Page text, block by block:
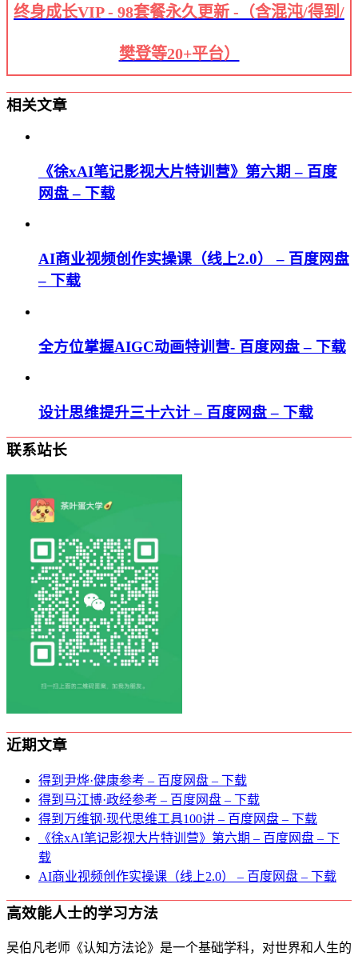
终身成长VIP - 98套餐永久更新 -（含混沌/得到/
樊登等20+平台）
相关文章
《徐xAI笔记影视大片特训营》第六期 – 百度
网盘 – 下载
AI商业视频创作实操课（线上2.0） – 百度网盘
– 下载
全方位掌握AIGC动画特训营- 百度网盘 – 下载
设计思维提升三十六计 – 百度网盘 – 下载
联系站长
近期文章
得到尹烨·健康参考 – 百度网盘 – 下载
得到马江博·政经参考 – 百度网盘 – 下载
得到万维钢·现代思维⼯具100讲 – 百度网盘 – 下载
《徐xAI笔记影视大片特训营》第六期 – 百度网盘 – 下
载
AI商业视频创作实操课（线上2.0） – 百度网盘 – 下载
高效能人士的学习方法
吴伯凡老师《认知方法论》是一个基础学科，对世界和人生的